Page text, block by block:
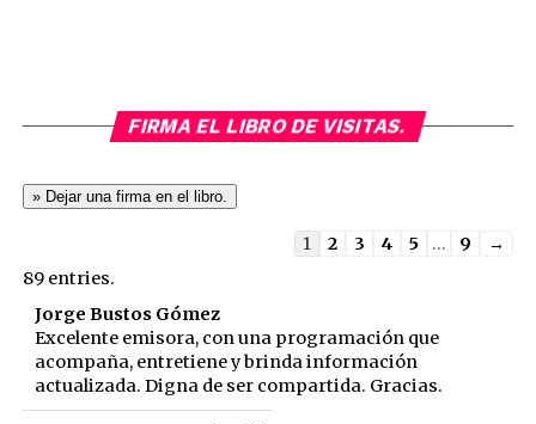
FIRMA EL LIBRO DE VISITAS.
Guestbook
1 2 3 4 5 ... 9
→
89 entries.
Jorge Bustos Gómez
Excelente emisora, con una programación que
acompaña, entretiene y brinda información
actualizada. Digna de ser compartida. Gracias.